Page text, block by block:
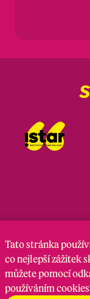
Nastavení
Tato stránka
co nejlepší zážitek
můžete pomocí
používáním